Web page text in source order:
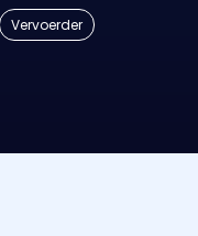
Vervoerder